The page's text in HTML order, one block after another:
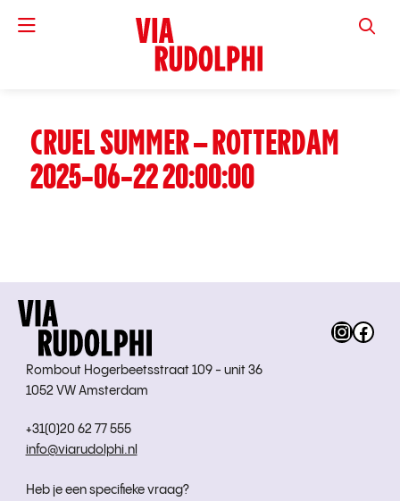
VIA
CRUEL SUMMER – ROTTERDAM
2025-06-22 20:00:00
Rombout Hogerbeetsstraat 109 - unit 36
1052 VW Amsterdam
+31(0)20 62 77 555
info@viarudolphi.nl
Heb je een specifieke vraag?